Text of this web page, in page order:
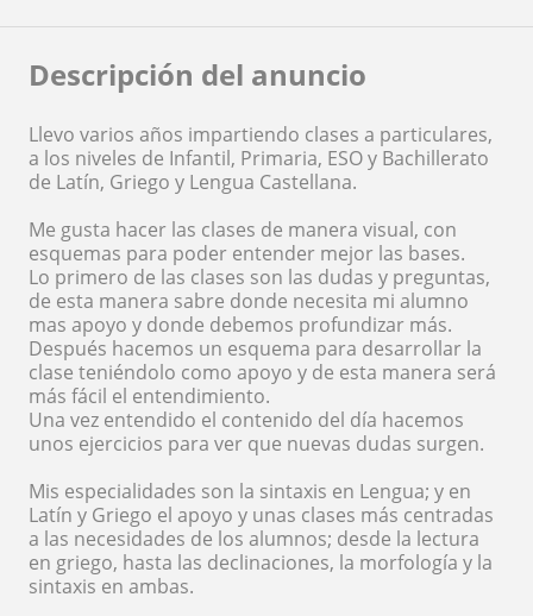
Descripción del anuncio
Llevo varios años impartiendo clases a particulares,
a los niveles de Infantil, Primaria, ESO y Bachillerato
de Latín, Griego y Lengua Castellana.
Me gusta hacer las clases de manera visual, con
esquemas para poder entender mejor las bases.
Lo primero de las clases son las dudas y preguntas,
de esta manera sabre donde necesita mi alumno
mas apoyo y donde debemos profundizar más.
Después hacemos un esquema para desarrollar la
clase teniéndolo como apoyo y de esta manera será
más fácil el entendimiento.
Una vez entendido el contenido del día hacemos
unos ejercicios para ver que nuevas dudas surgen.
Mis especialidades son la sintaxis en Lengua; y en
Latín y Griego el apoyo y unas clases más centradas
a las necesidades de los alumnos; desde la lectura
en griego, hasta las declinaciones, la morfología y la
sintaxis en ambas.